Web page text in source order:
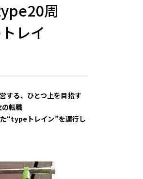
周
レイ
する、ひとつ上を目指す
転職
“typeトレイン”を運行し